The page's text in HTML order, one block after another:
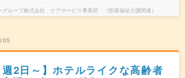
グループ株式会社 ケアサービス事業部 （医療福祉介護関連）
05
週2日～】ホテルライクな高齢者